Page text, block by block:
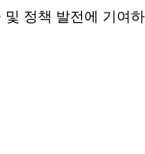
정책 발전에 기여